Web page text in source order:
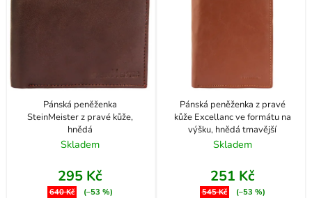
Pánská peněženka
SteinMeister z pravé kůže,
hnědá
Skladem
295 Kč
640 Kč (–53 %)
Pánská peněženka z pravé
kůže Excellanc ve formátu na
výšku, hnědá tmavější
Skladem
251 Kč
545 Kč (–53 %)